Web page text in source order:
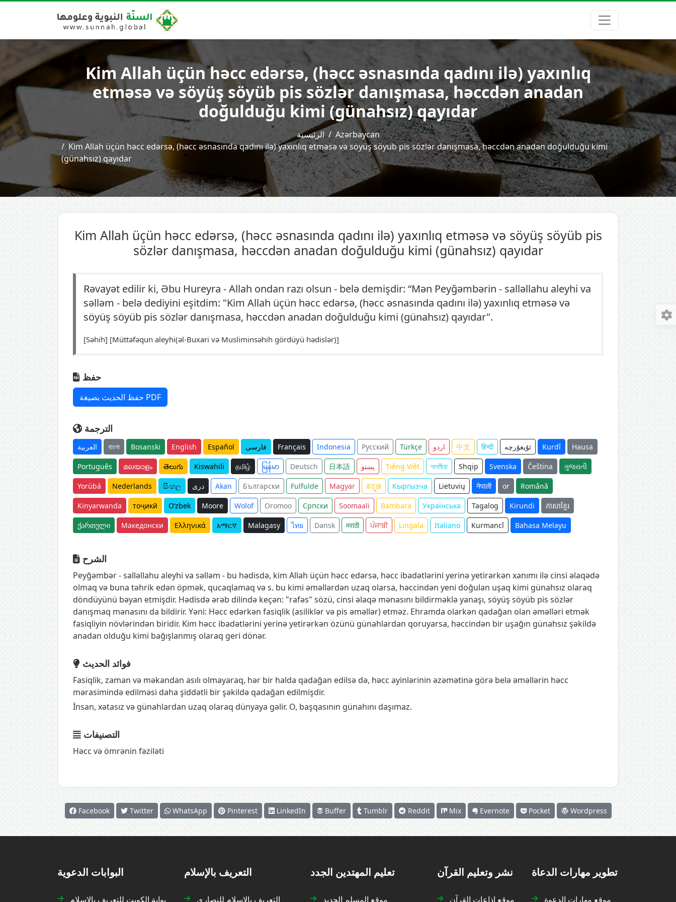
Kim Allah üçün həcc edərsə, (həcc əsna­sın­da qadını ilə) yaxınlıq
etməsə və söyüş söyüb pis sözlər danışmasa, həccdən anadan
doğulduğu kimi (günahsız) qayıdar
الرئيسية
Azərbaycan
Kim Allah üçün həcc edərsə, (həcc əsna­sın­da qadını ilə) yaxınlıq etməsə və söyüş söyüb pis sözlər danışmasa, həccdən anadan doğulduğu kimi
(günahsız) qayıdar
Kim Allah üçün həcc edərsə, (həcc əsna­sın­da qadını ilə) yaxınlıq etməsə və söyüş söyüb pis
sözlər danışmasa, həccdən anadan doğulduğu kimi (günahsız) qayıdar
Rəvayət edilir ki, Əbu Hureyra - Allah ondan razı olsun - belə demişdir: “Mən Peyğəmbərin - salləllahu aleyhi va
səlləm - belə dedi­yi­ni eşitdim: "Kim Allah üçün həcc edərsə, (həcc əsna­sın­da qadını ilə) yaxınlıq etməsə və
söyüş söyüb pis sözlər danışmasa, həccdən anadan doğulduğu kimi (günahsız) qayıdar".
[Səhih] [Müttəfəqun aleyhi(əl-Buxari və Musliminsəhih gördüyü hədislər)]
حفظ
حفظ الحديث بصيغة PDF
الترجمة
العربية বাংলা Bosanski English Español فارسی Français Indonesia Русский Türkçe اردو 中文 हिन्दी ئۇيغۇرچە Kurdî Hausa
Português മലയാളം తెలుగు Kiswahili தமிழ் မြန်မာ Deutsch 日本語 پښتو Tiếng Việt অসমীয়া Shqip Svenska Čeština ગુજરાતી
Yorùbá Nederlands සිංහල دری Akan Български Fulfulde Magyar ಕನ್ನಡ Кыргызча Lietuvių नेपाली or Română
Kinyarwanda тоҷикӣ O‘zbek Moore Wolof Oromoo Српски Soomaali Bambara Українська Tagalog Kirundi ភាសាខ្មែរ
ქართული Македонски Ελληνικά አማርኛ Malagasy ไทย Dansk मराठी ਪੰਜਾਬੀ Lingala Italiano Kurmancî Bahasa Melayu
الشرح
Peyğəmbər - salləllahu aleyhi va səlləm - bu hədisdə, kim Allah üçün həcc edərsə, həcc ibadətlərini yerinə yetirərkən xanımı ilə cinsi əlaqədə
olmaq və buna təhrik edən öpmək, qucaqlamaq və s. bu kimi əməllərdən uzaq olarsa, həccindən yeni doğulan uşaq kimi günahsız olaraq
döndüyünü bəyan etmişdir. Hədisdə ərəb dilində keçən: "rafəs" sözü, cinsi əlaqə mənasını bildirməklə yanaşı, söyüş söyüb pis sözlər
danışmaq mənasını da bildirir. Yəni: Həcc edərkən fasiqlik (asiliklər və pis əməllər) etməz. Eh­ram­da olarkən qadağan olan əməlləri etmək
fasiqliyin növlərindən biridir. Kim həcc ibadətlərini yerinə yetirərkən özünü günahlardan qoruyarsa, həccindən bir uşağın günahsız şəkildə
anadan olduğu kimi bağışlanmış olaraq geri dönər.
فوائد الحديث
Fasiqlik, zaman və məkandan asılı olmayaraq, hər bir halda qadağan edilsə də, həcc ayinlərinin əzəmətinə görə belə əməllərin həcc
mərasimində edilməsi daha şiddətli bir şəkildə qadağan edilmişdir.
İnsan, xətasız və günahlardan uzaq olaraq dünyaya gəlir. O, başqasının günahını daşımaz.
التصنيفات
Həcc və ömrənin fəziləti
Facebook Twitter WhatsApp Pinterest LinkedIn Buffer Tumblr Reddit Mix Evernote Pocket Wordpress
البوابات الدعوية
بوابة الكويت للتعريف بالإسلام
التعريف بالإسلام
التعريف بالإسلام للنصارى
تعليم المهتدين الجدد
موقع المسلم الجديد
نشر وتعليم القرآن
موقع إذاعات القرآن
تطوير مهارات الدعاة
موقع مهارات الدعوة